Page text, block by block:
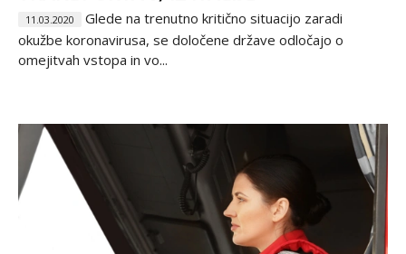
11.03.2020
Glede na trenutno kritično situacijo zaradi
okužbe koronavirusa, se določene države odločajo o
omejitvah vstopa in vo...